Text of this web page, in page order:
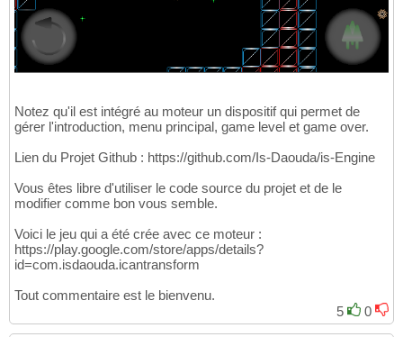
Notez qu'il est intégré au moteur un dispositif qui permet de
gérer l'introduction, menu principal, game level et game over.
Lien du Projet Github : https://github.com/Is-Daouda/is-Engine
Vous êtes libre d'utiliser le code source du projet et de le
modifier comme bon vous semble.
Voici le jeu qui a été crée avec ce moteur :
https://play.google.com/store/apps/details?
id=com.isdaouda.icantransform
Tout commentaire est le bienvenu.
5
0